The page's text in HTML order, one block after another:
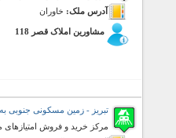
آدرس ملک: خاوران
مشاورین املاک قصر 118
تبریز - زمین مسکونی جنوبی به متراژ 1500 متر
مرکز خرید و فروش امتیازهای موتوژن